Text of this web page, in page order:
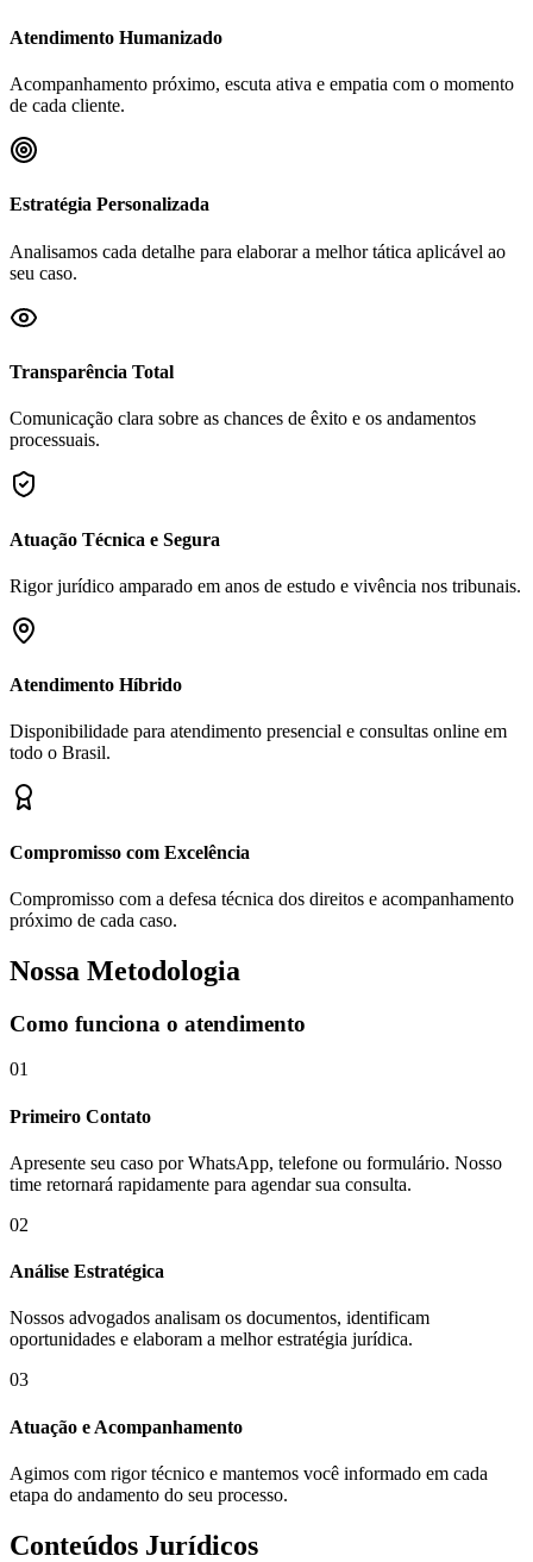
Atendimento Humanizado
Acompanhamento próximo, escuta ativa e empatia com o momento
de cada cliente.
Estratégia Personalizada
Analisamos cada detalhe para elaborar a melhor tática aplicável ao
seu caso.
Transparência Total
Comunicação clara sobre as chances de êxito e os andamentos
processuais.
Atuação Técnica e Segura
Rigor jurídico amparado em anos de estudo e vivência nos tribunais.
Atendimento Híbrido
Disponibilidade para atendimento presencial e consultas online em
todo o Brasil.
Compromisso com Excelência
Compromisso com a defesa técnica dos direitos e acompanhamento
próximo de cada caso.
Nossa Metodologia
Como funciona o atendimento
01
Primeiro Contato
Apresente seu caso por WhatsApp, telefone ou formulário. Nosso
time retornará rapidamente para agendar sua consulta.
02
Análise Estratégica
Nossos advogados analisam os documentos, identificam
oportunidades e elaboram a melhor estratégia jurídica.
03
Atuação e Acompanhamento
Agimos com rigor técnico e mantemos você informado em cada
etapa do andamento do seu processo.
Conteúdos Jurídicos